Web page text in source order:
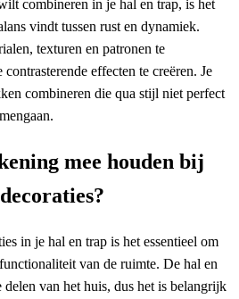
combineren in je hal en trap, is het
vindt tussen rust en dynamiek.
texturen en patronen te
effecten te creëren. Je
combineren die qua stijl niet perfect
mee houden bij
in je hal en trap is het essentieel om
van de ruimte. De hal en
van het huis, dus het is belangrijk